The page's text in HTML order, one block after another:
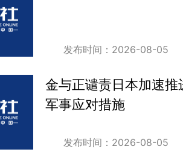
发布时间：2026-08-05
金与正谴责日本加速
军事应对措施
发布时间：2026-08-05